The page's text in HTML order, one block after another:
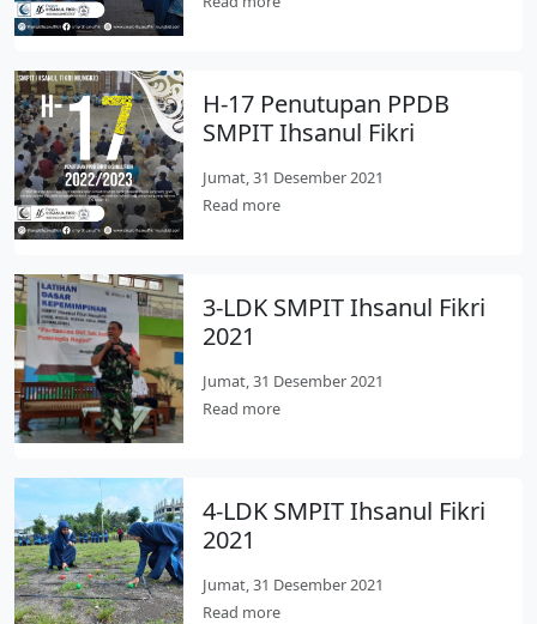
H-17 Penutupan PPDB
SMPIT Ihsanul Fikri
Jumat, 31 Desember 2021
Read more
3-LDK SMPIT Ihsanul Fikri
2021
Jumat, 31 Desember 2021
Read more
4-LDK SMPIT Ihsanul Fikri
2021
Jumat, 31 Desember 2021
Read more